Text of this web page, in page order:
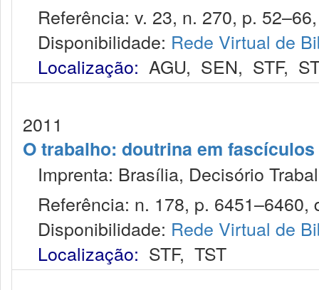
Referência: v. 23, n. 270, p.
Disponibilidade: Rede Virtual de
Localização: AGU, SEN, STF,
2011
O trabalho: doutrina em
Imprenta: Brasília, Decisório
Referência: n. 178, p. 6451–6460,
Disponibilidade: Rede Virtual de
Localização: STF, TST